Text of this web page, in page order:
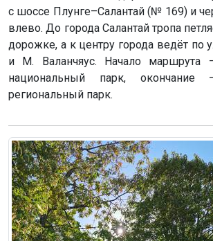
с шоссе Плунге–Салантай (№ 169) и
влево. До города Салантай тропа
дорожке, а к центру города ведёт по
и М. Валанчяус. Начало маршрута
национальный парк, окончание
региональный парк.